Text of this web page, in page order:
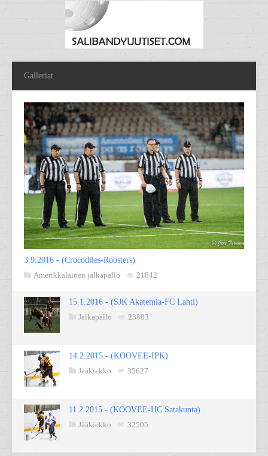
Galleriat
3.9.2016 - (Crocodiles-Roosters)
Amerikkalainen jalkapallo
21842
15.1.2016 - (SJK Akatemia-FC Lahti)
Jalkapallo
23883
14.2.2015 - (KOOVEE-IPK)
Jääkiekko
35627
11.2.2015 - (KOOVEE-HC Satakunta)
Jääkiekko
32505